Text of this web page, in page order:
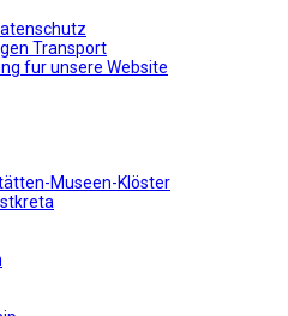
Transport
fur unsere Website
Museen-Klöster